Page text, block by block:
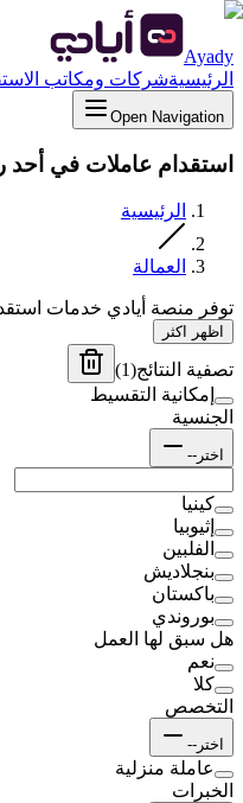
Ayady
الرئيسيةشركات ومكاتب
Open Navigation
استقدام عاملات في أحد
الرئيسية
العمالة
توفر منصة أيادي خدمات
اظهر اكثر
تصفية النتائج(
1
)
إمكانية التقسيط
الجنسية
اختر--
كينيا
إثيوبيا
الفلبين
بنجلاديش
باكستان
بوروندي
هل سبق لها العمل
نعم
كلا
التخصص
اختر--
عاملة منزلية
الخبرات